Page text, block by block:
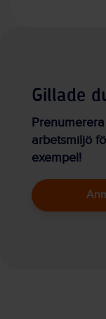
Gillade
arbetsmiljö
exempel!